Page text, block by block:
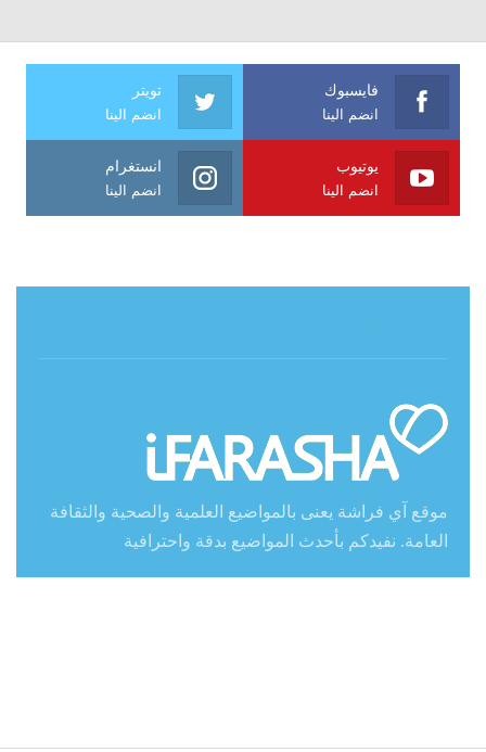
فايسبوك
انضم الينا
تويتر
انضم الينا
يوتيوب
انضم الينا
انستغرام
انضم الينا
موقع آي فراشة يعنى بالمواضيع العلمية والصحية والثقافة
العامة. نفيدكم بأحدث المواضيع بدقة واحترافية